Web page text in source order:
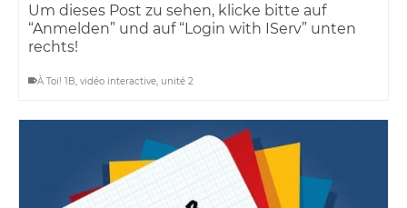
Um dieses Post zu sehen, klicke bitte auf
“Anmelden” und auf “Login with IServ” unten
rechts!
À Toi! 1B, vidéo interactive, unité 2